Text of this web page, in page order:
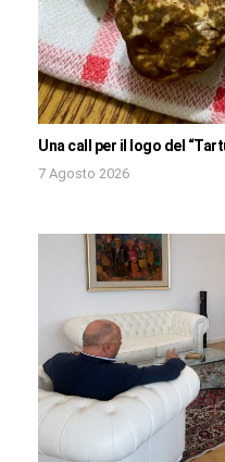
Una call per il logo del
7 Agosto 2026